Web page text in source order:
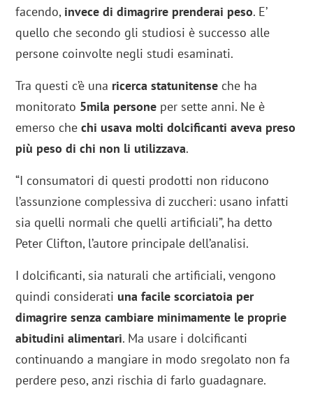
facendo, invece di dimagrire prenderai peso. E’
quello che secondo gli studiosi è successo alle
persone coinvolte negli studi esaminati.
Tra questi c’è una ricerca statunitense che ha
monitorato 5mila persone per sette anni. Ne è
emerso chechi usava molti dolcificanti aveva preso
più peso di chi non li utilizzava.
“I consumatori di questi prodotti non riducono
l’assunzione complessiva di zuccheri: usano infatti
sia quelli normali che quelli artificiali”, ha detto
Peter Clifton, l’autore principale dell’analisi.
I dolcificanti, sia naturali che artificiali, vengono
quindi considerati una facile scorciatoia per
dimagrire senza cambiare minimamente le proprie
abitudini alimentari. Ma usare i dolcificanti
continuando a mangiare in modo sregolato non fa
perdere peso, anzi rischia di farlo guadagnare.